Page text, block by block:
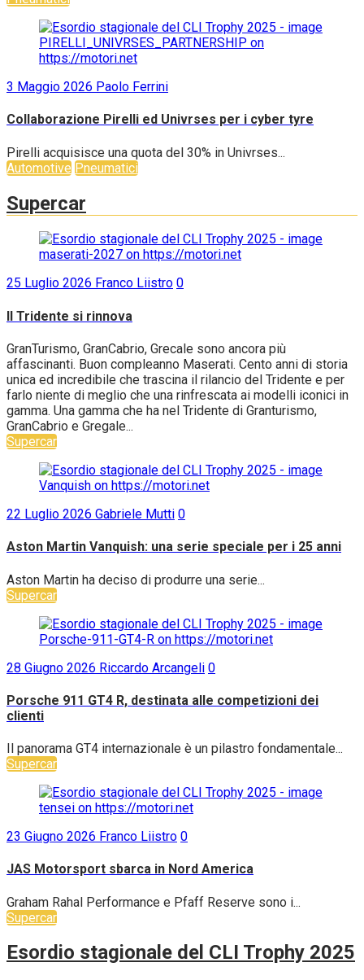
3 Maggio 2026 Paolo Ferrini
Collaborazione Pirelli ed Univrses per i cyber tyre
Pirelli acquisisce una quota del 30% in Univrses...
Automotive Pneumatici
Supercar
25 Luglio 2026 Franco Liistro 0
Il Tridente si rinnova
GranTurismo, GranCabrio, Grecale sono ancora più
affascinanti. Buon compleanno Maserati. Cento anni di storia
unica ed incredibile che trascina il rilancio del Tridente e per
farlo niente di meglio che una rinfrescata ai modelli iconici in
gamma. Una gamma che ha nel Tridente di Granturismo,
GranCabrio e Gregale...
Supercar
22 Luglio 2026 Gabriele Mutti 0
Aston Martin Vanquish: una serie speciale per i 25 anni
Aston Martin ha deciso di produrre una serie...
Supercar
28 Giugno 2026 Riccardo Arcangeli 0
Porsche 911 GT4 R, destinata alle competizioni dei
clienti
Il panorama GT4 internazionale è un pilastro fondamentale...
Supercar
23 Giugno 2026 Franco Liistro 0
JAS Motorsport sbarca in Nord America
Graham Rahal Performance e Pfaff Reserve sono i...
Supercar
Esordio stagionale del CLI Trophy 2025